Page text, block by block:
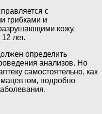
с
грибками и
кожу,
лет.
определить
анализов. Но
самостоятельно, как
подробно